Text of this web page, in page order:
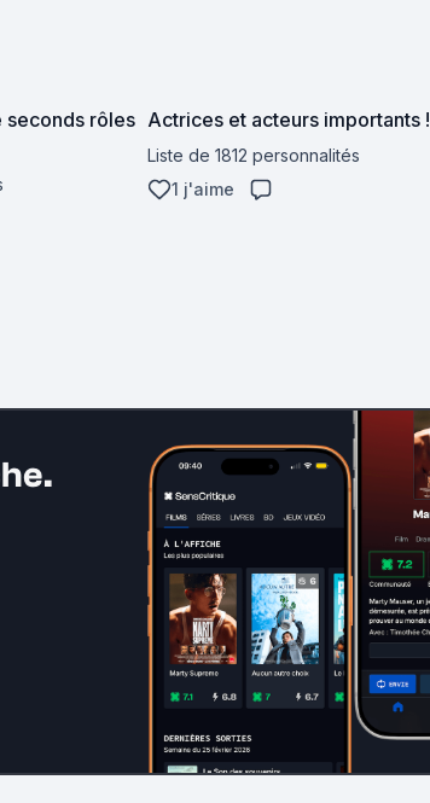
seconds rôles Actrices et acteurs importants !
Liste de 1812 personnalités
1 j'aime